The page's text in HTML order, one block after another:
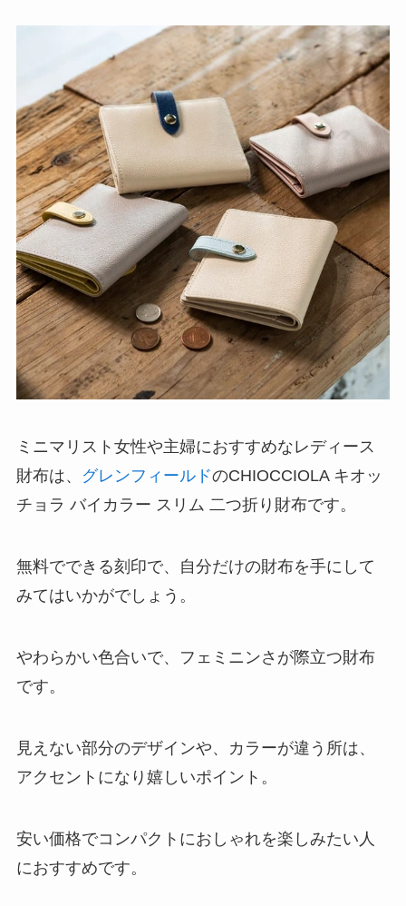
ミニマリスト女性や主婦におすすめなレディース
財布は、
グレンフィールドのCHIOCCIOLA キオッ
チョラ バイカラー スリム 二つ折り財布です。
無料でできる刻印で、自分だけの財布を手にして
みてはいかがでしょう。
やわらかい色合いで、フェミニンさが際立つ財布
です。
見えない部分のデザインや、カラーが違う所は、
アクセントになり嬉しいポイント。
安い価格でコンパクトにおしゃれを楽しみたい人
におすすめです。